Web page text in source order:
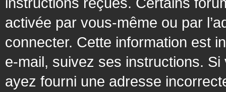
activée par vous-même ou par
connecter. Cette information est
e-mail, suivez ses instructions. Si
ayez fourni une adresse